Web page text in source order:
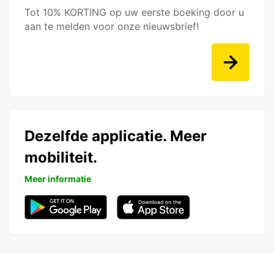
Tot 10% KORTING op uw eerste boeking door u
aan te melden voor onze nieuwsbrief!
Dezelfde applicatie. Meer
mobiliteit.
Meer informatie